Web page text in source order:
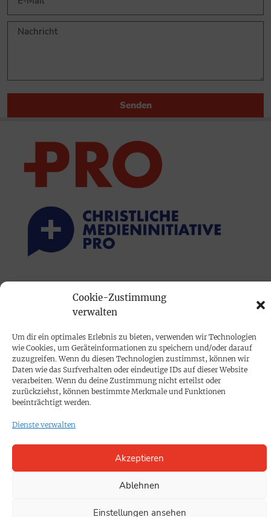
Cookie-Zustimmung
verwalten
Um dir ein optimales Erlebnis zu bieten, verwenden wir Technologien
wie Cookies, um Geräteinformationen zu speichern und/oder darauf
zuzugreifen. Wenn du diesen Technologien zustimmst, können wir
Daten wie das Surfverhalten oder eindeutige IDs auf dieser Website
verarbeiten. Wenn du deine Zustimmung nicht erteilst oder
zurückziehst, können bestimmte Merkmale und Funktionen
beeinträchtigt werden.
Dienste verwalten
Akzeptieren
Ablehnen
Einstellungen ansehen
Senden
Mediadaten
PROKOMPAKT
Impressum
SPENDEN
Cookie-Richtlinie